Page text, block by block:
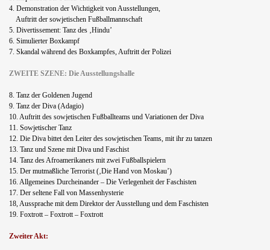
4. Demonstration der Wichtigkeit von Ausstellungen,
Auftritt der sowjetischen Fußballmannschaft
5. Divertissement: Tanz des ‚Hindu’
6. Simulierter Boxkampf
7. Skandal während des Boxkampfes, Auftritt der Polizei
ZWEITE SZENE: Die Ausstellungshalle
8. Tanz der Goldenen Jugend
9. Tanz der Diva (Adagio)
10. Auftritt des sowjetischen Fußballteams und Variationen der Diva
11. Sowjetischer Tanz
12. Die Diva bittet den Leiter des sowjetischen Teams, mit ihr zu tanzen
13. Tanz und Szene mit Diva und Faschist
14. Tanz des Afroamerikaners mit zwei Fußballspielern
15. Der mutmaßliche Terrorist (‚Die Hand von Moskau’)
16. Allgemeines Durcheinander – Die Verlegenheit der Faschisten
17. Der seltene Fall von Massenhysterie
18, Aussprache mit dem Direktor der Ausstellung und dem Faschisten
19. Foxtrott – Foxtrott – Foxtrott
Zweiter Akt: